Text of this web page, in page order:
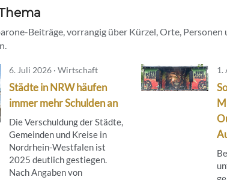
Beiträge, vorrangig über Kürzel, Orte,
6. Juli 2026 · Wirtschaft
Städte in NRW häufen
immer mehr Schulden an
Die Verschuldung der Städte,
Gemeinden und Kreise in
Nordrhein-Westfalen ist
2025 deutlich gestiegen.
Nach Angaben von
1.